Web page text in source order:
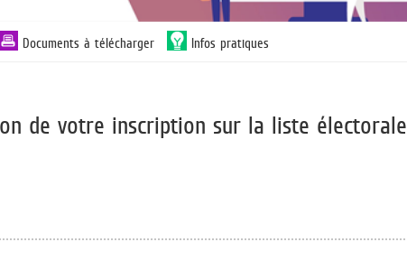
Documents à télécharger Infos pratiques
de votre inscription sur la liste électorale